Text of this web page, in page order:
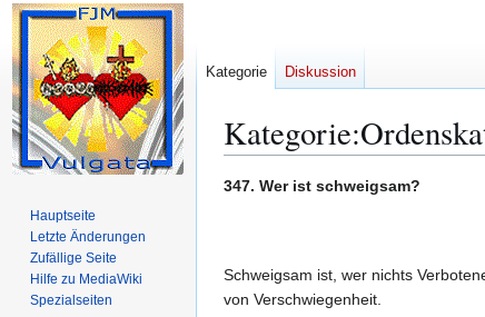
Kategorie:
Zur
Zur
347. Wer ist schweigsam?
Schweigsam ist, wer nichts
von Verschwiegenheit.
Kategorie Diskussion
Hauptseite
Letzte Änderungen
Zufällige Seite
Hilfe zu MediaWiki
Spezialseiten